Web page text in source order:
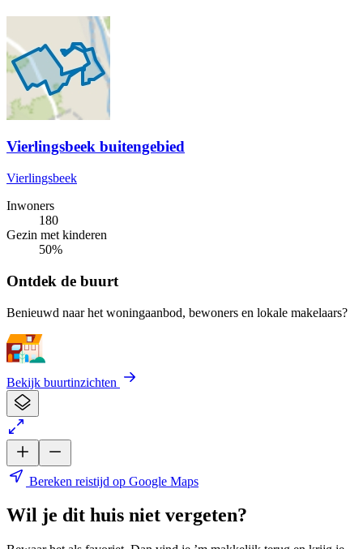
Vierlingsbeek buitengebied
Vierlingsbeek
Inwoners
180
Gezin met kinderen
50%
Ontdek de buurt
Benieuwd naar het woningaanbod, bewoners en lokale makelaars?
Bekijk buurtinzichten
Bereken reistijd op Google Maps
Wil je dit huis niet vergeten?